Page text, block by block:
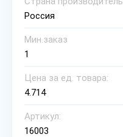
Россия
Мин.заказ
1
Цена за ед. товара:
4.714
Артикул:
16003